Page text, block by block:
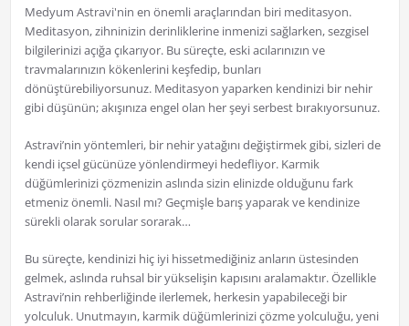
Medyum Astravi'nin en önemli araçlarından biri meditasyon.
Meditasyon, zihninizin derinliklerine inmenizi sağlarken, sezgisel
bilgilerinizi açığa çıkarıyor. Bu süreçte, eski acılarınızın ve
travmalarınızın kökenlerini keşfedip, bunları
dönüştürebiliyorsunuz. Meditasyon yaparken kendinizi bir nehir
gibi düşünün; akışınıza engel olan her şeyi serbest bırakıyorsunuz.
Astravi’nin yöntemleri, bir nehir yatağını değiştirmek gibi, sizleri de
kendi içsel gücünüze yönlendirmeyi hedefliyor. Karmik
düğümlerinizi çözmenizin aslında sizin elinizde olduğunu fark
etmeniz önemli. Nasıl mı? Geçmişle barış yaparak ve kendinize
sürekli olarak sorular sorarak…
Bu süreçte, kendinizi hiç iyi hissetmediğiniz anların üstesinden
gelmek, aslında ruhsal bir yükselişin kapısını aralamaktır. Özellikle
Astravi’nin rehberliğinde ilerlemek, herkesin yapabileceği bir
yolculuk. Unutmayın, karmik düğümlerinizi çözme yolculuğu, yeni